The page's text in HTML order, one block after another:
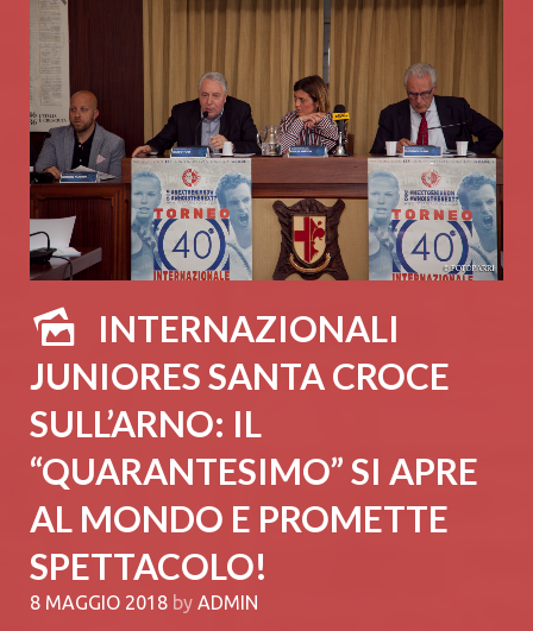
INTERNAZIONALI
JUNIORES SANTA CROCE
SULL’ARNO: IL
“QUARANTESIMO” SI APRE
AL MONDO E PROMETTE
SPETTACOLO!
8 MAGGIO 2018 by ADMIN